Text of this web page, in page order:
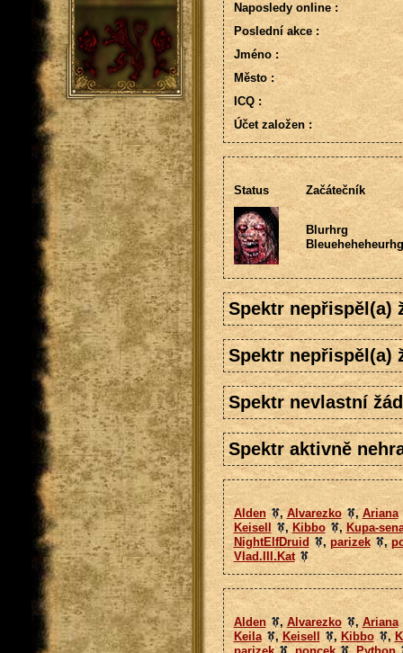
Naposledy online :
Poslední akce :
Jméno :
Město :
ICQ :
Účet založen :
Status Začátečník
Blurhrg
Spektr nepřispěl(a)
Spektr nepřispěl(a)
Spektr nevlastní
Spektr aktivně
Alden ,Alvarezko , Ariana
Keisell
, Kibbo , Kupa-
NightElfDruid
, parizek ,
Vlad.III.Kat
Alden , Alvarezko , Ariana
Keila
, Keisell , Kibbo ,